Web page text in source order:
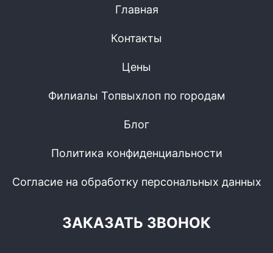
Главная
Контакты
Цены
Филиалы Топвыхлоп по городам
Блог
Политика конфиденциальности
Согласие на обработку персональных данных
ЗАКАЗАТЬ ЗВОНОК